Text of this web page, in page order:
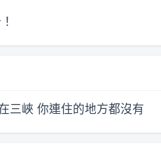
三峽 你連住的地方都沒有